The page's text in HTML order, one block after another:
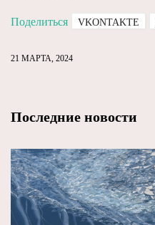
Поделиться VKONTAKTE
21 МАРТА, 2024
Последние новости